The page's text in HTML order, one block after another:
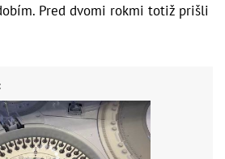
Pred dvomi rokmi totiž prišli